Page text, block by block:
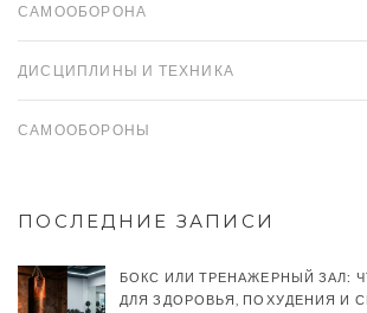
САМООБОРОНА
ДИСЦИПЛИНЫ И ТЕХНИКА
САМООБОРОНЫ
ПОСЛЕДНИЕ ЗАПИСИ
БОКС ИЛИ ТРЕНАЖЕРНЫЙ ЗАЛ:
ДЛЯ ЗДОРОВЬЯ, ПОХУДЕНИЯ И